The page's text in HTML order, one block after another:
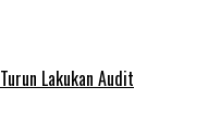
Lakukan Audit